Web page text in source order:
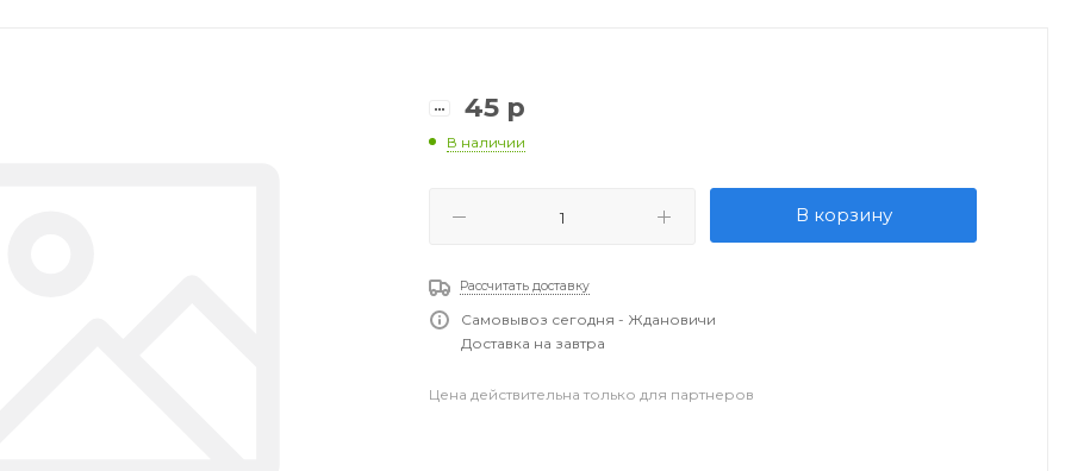
45 р
В наличии
В корзину
Рассчитать доставку
Самовывоз сегодня - Ждановичи
Доставка на завтра
Цена действительна только для партнеров